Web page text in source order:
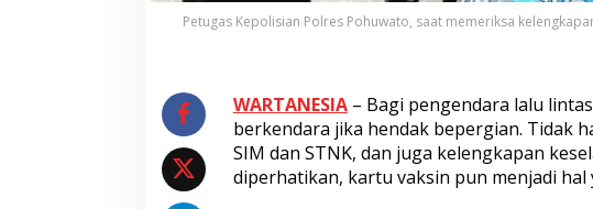
Petugas Kepolisian Polres Pohuwato, saat memeriksa
WARTANESIA– Bagi pengendara lalu
berkendara jika hendak bepergian. Tidak
SIM dan STNK, dan juga kelengkapan
diperhatikan, kartu vaksin pun menjadi hal